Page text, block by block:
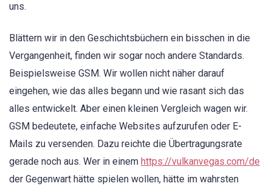
uns.
Blättern wir in den Geschichtsbüchern ein bisschen in die
Vergangenheit, finden wir sogar noch andere Standards.
Beispielsweise GSM. Wir wollen nicht näher darauf
eingehen, wie das alles begann und wie rasant sich das
alles entwickelt. Aber einen kleinen Vergleich wagen wir.
GSM bedeutete, einfache Websites aufzurufen oder E-
Mails zu versenden. Dazu reichte die Übertragungsrate
gerade noch aus. Wer in einem https://vulkanvegas.com/de
der Gegenwart hätte spielen wollen, hätte im wahrsten